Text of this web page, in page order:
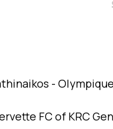
-
FC of KRC